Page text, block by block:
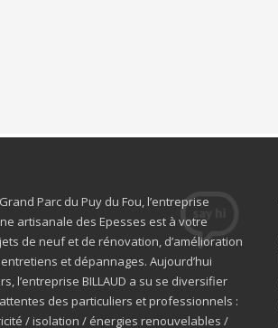
Parc du Puy du Fou, l’entreprise
artisanale des Epesses est à votre
de neuf et de rénovation, d’amélioration
et dépannages. Aujourd’hui
l’entreprise BILLAUD a su se diversifier
des particuliers et professionnels :
/ isolation / énergies renouvelables /